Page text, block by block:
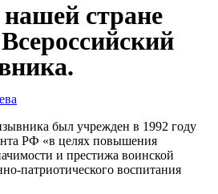
стране
был учрежден в 1992 году
РФ «в целях повышения
и престижа воинской
патриотического воспитания